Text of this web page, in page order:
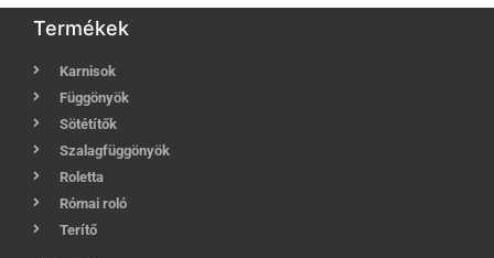
Termékek
Karnisok
Függönyök
Sötétítők
Szalagfüggönyök
Roletta
Római roló
Terítő